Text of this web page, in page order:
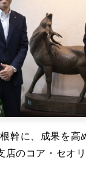
幹に、成果を高
店のコア・セオ